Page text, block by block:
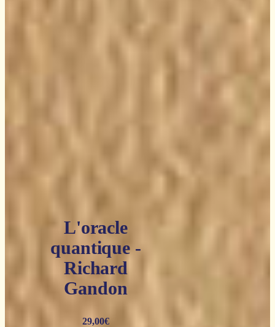
L'oracle
quantique -
Richard
Gandon
29,00€